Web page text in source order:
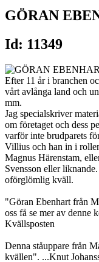
GÖRAN
Id: 11349
Efter 11 år i branchen
vårt avlånga land och
mm.
Jag specialskriver
om företaget och dess
varför inte brudparets
Villius och han in i
Magnus Härenstam,
Svensson eller
oförglömlig kväll.
"Göran Ebenhart från
oss få se mer av denne
Kvällsposten
Denna ståuppare från
kvällen". ...Knut